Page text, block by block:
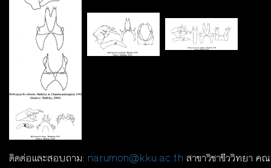
ติดต่อและสอบถาม: narumon@kku.ac.th สาขาวิชาขีววิทยา